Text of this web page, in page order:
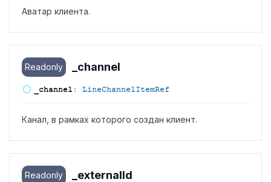
Аватар клиента.
Readonly _channel
_channel : LineChannelItemRef
Канал, в рамках которого создан клиент.
Readonly _externalId